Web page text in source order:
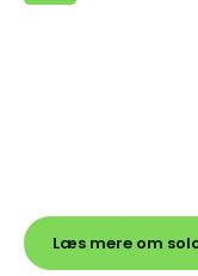
Læs mere om